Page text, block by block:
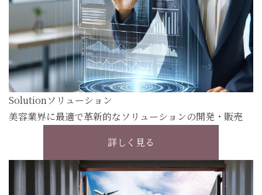
Solutionソリューション
美容業界に最適で革新的なソリューションの開発・販売
詳しく見る